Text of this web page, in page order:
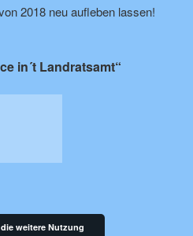
2018 neu aufleben lassen!
in´t Landratsamt“
weitere Nutzung